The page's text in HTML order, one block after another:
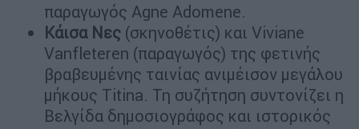
παραγωγός Agne Adomene.
Κάισα Νες (σκηνοθέτις) και Viviane
Vanfleteren (παραγωγός) της φετινής
βραβευμένης ταινίας ανιμέισον μεγάλου
μήκους Titina. Τη συζήτηση συντονίζει η
Βελγίδα δημοσιογράφος και ιστορικός